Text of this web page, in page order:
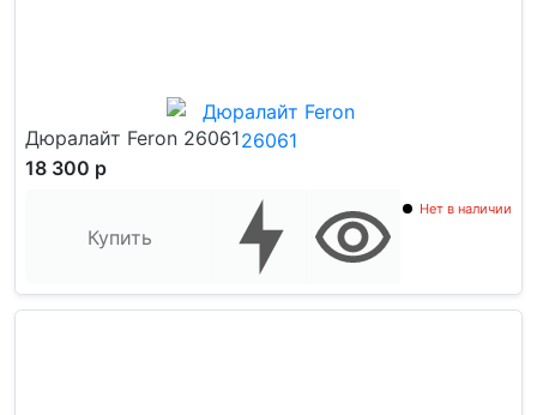
Дюралайт Feron 26061
18 300 р
Купить
Нет в наличии